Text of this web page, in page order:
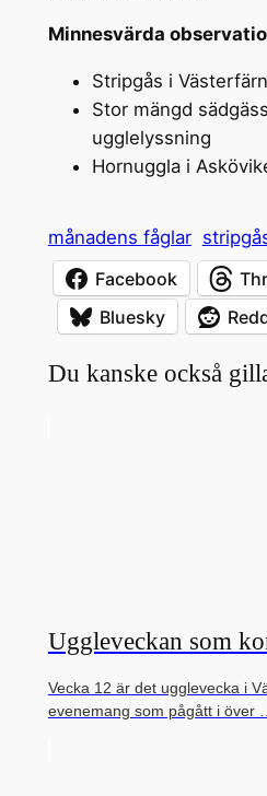
Minnesvärda
Stripgås i
Stor mängd
ugglelyssning
Hornuggla i
månadens fåglar
Facebook
Bluesky
Du kanske också
Uggleveckan som
Vecka 12 är det ugglevecka i
evenemang som pågått i över